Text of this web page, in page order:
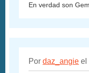
En verdad son
Pordaz_angie el